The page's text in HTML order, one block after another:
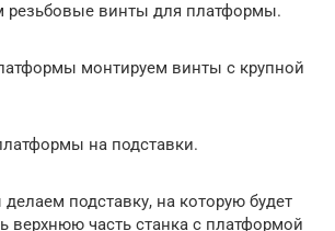
резьбовые винты для платформы.
монтируем винты с крупной
на подставки.
подставку, на которую будет
верхнюю часть станка с платформой